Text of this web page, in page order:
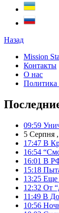
Назад
Mission
Контакты
О нас
Политика
09:59
5 Серпня
17:47 В
16:54
16:01 В РФ
15:18
13:25 Еще
12:32 От
11:49 В
10:56